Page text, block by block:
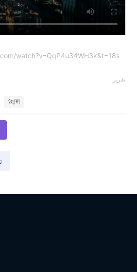
watch?v=QqP4u34WH3k&t=18s
تقرير
法国